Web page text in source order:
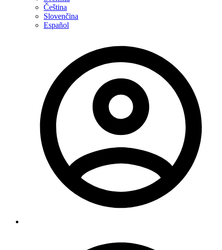
Čeština
Slovenčina
Español